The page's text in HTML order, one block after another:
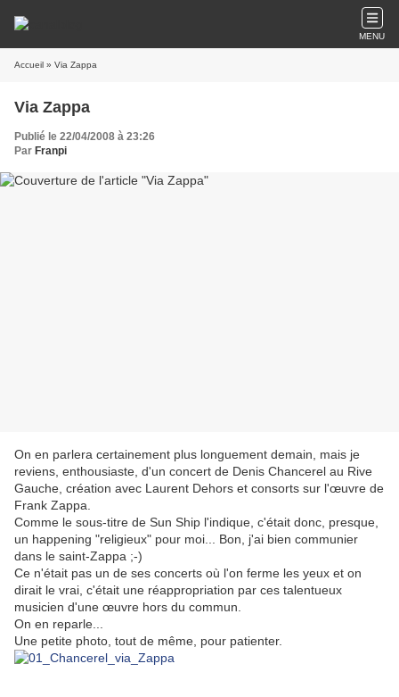
MENU
Accueil » Via Zappa
Via Zappa
Publié le 22/04/2008 à 23:26
Par Franpi
On en parlera certainement plus longuement demain, mais je
reviens, enthousiaste, d'un concert de Denis Chancerel au Rive
Gauche, création avec Laurent Dehors et consorts sur l'œuvre de
Frank Zappa.
Comme le sous-titre de Sun Ship l'indique, c'était donc, presque,
un happening "religieux" pour moi... Bon, j'ai bien communier
dans le saint-Zappa ;-)
Ce n'était pas un de ses concerts où l'on ferme les yeux et on
dirait le vrai, c'était une réappropriation par ces talentueux
musicien d'une œuvre hors du commun.
On en reparle...
Une petite photo, tout de même, pour patienter.